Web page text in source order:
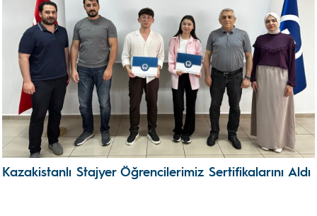
Kazakistanlı Stajyer Öğrencilerimiz Sertifikalarını Aldı